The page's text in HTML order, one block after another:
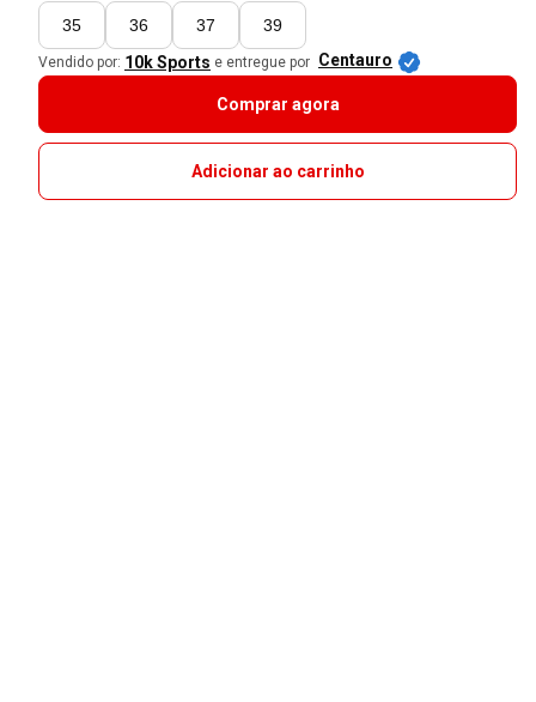
35 36 37 39
Vendido por: 10k Sports e entregue por Centauro
Comprar agora
Adicionar ao carrinho